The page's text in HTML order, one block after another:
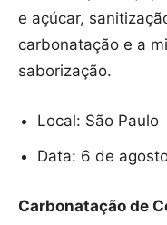
e açúcar,
carbonatação e a
saborização.
Local: São Paulo
Data: 6 de
Carbonatação de